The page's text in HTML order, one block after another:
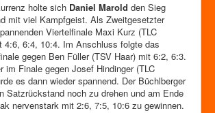
holte sich Daniel Marold den Sieg
mit viel Kampfgeist. Als Zweitgesetzter
Viertelfinale Maxi Kurz (TLC
4:6, 6:4, 10:4. Im Anschluss folgte das
gegen Ben Füller (TSV Haar) mit 6:2, 6:3.
im Finale gegen Josef Hindinger (TLC
es dann wieder spannend. Der Büchlberger
Satzrückstand noch zu drehen und am Ende
nervenstark mit 2:6, 7:5, 10:6 zu gewinnen.